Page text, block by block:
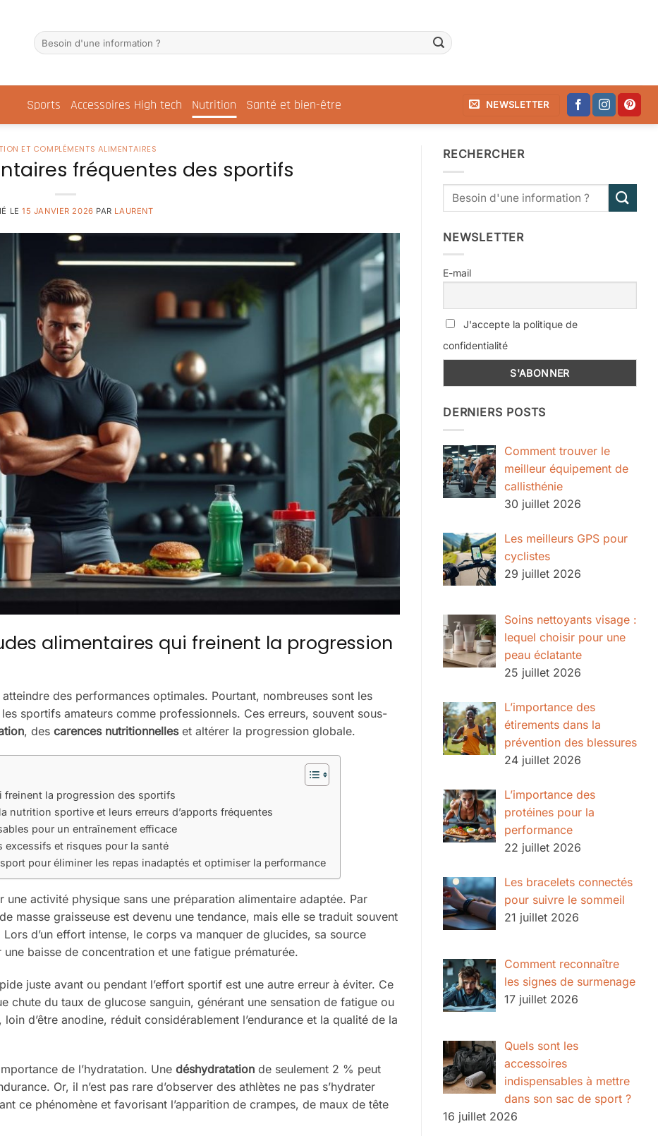
Sports Accessoires High tech Nutrition Santé et bien-être NEWSLETTER
ET COMPLÉMENTS ALIMENTAIRES
fréquentes des sportifs
LE15 JANVIER 2026 PAR LAURENT
alimentaires qui freinent la progression
des performances optimales. Pourtant, nombreuses sont les
sportifs amateurs comme professionnels. Ces erreurs, souvent sous-
, des carences nutritionnelleset altérer la progression globale.
freinent la progression des sportifs
nutrition sportive et leurs erreurs d’apports fréquentes
pour un entraînement efficace
excessifs et risques pour la santé
pour éliminer les repas inadaptés et optimiser la performance
activité physique sans une préparation alimentaire adaptée. Par
masse graisseuse est devenu une tendance, mais elle se traduit souvent
d’un effort intense, le corps va manquer de glucides, sa source
baisse de concentration et une fatigue prématurée.
juste avant ou pendant l’effort sportif est une autre erreur à éviter. Ce
chute du taux de glucose sanguin, générant une sensation de fatigue ou
d’être anodine, réduit considérablement l’endurance et la qualité de la
de l’hydratation. Une déshydratation de seulement 2 % peut
Or, il n’est pas rare d’observer des athlètes ne pas s’hydrater
ce phénomène et favorisant l’apparition de crampes, de maux de tête
RECHERCHER
NEWSLETTER
E-mail
J'accepte la politique de
confidentialité
DERNIERS POSTS
Comment trouver le
meilleur équipement de
callisthénie
30 juillet 2026
Les meilleurs GPS pour
cyclistes
29 juillet 2026
Soins nettoyants visage :
lequel choisir pour une
peau éclatante
25 juillet 2026
L’importance des
étirements dans la
prévention des blessures
24 juillet 2026
L’importance des
protéines pour la
performance
22 juillet 2026
Les bracelets connectés
pour suivre le sommeil
21 juillet 2026
Comment reconnaître
les signes de surmenage
17 juillet 2026
Quels sont les
accessoires
indispensables à mettre
dans son sac de sport ?
16 juillet 2026